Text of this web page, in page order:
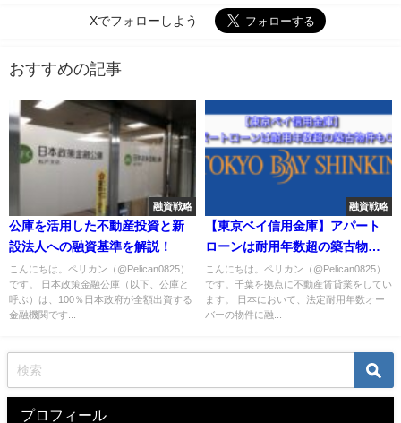
Xでフォローしよう
おすすめの記事
融資戦略
公庫を活用した不動産投資と新
設法人への融資基準を解説！
こんにちは。ペリカン（@Pelican0825）
です。 日本政策金融公庫（以下、公庫と
呼ぶ）は、100％日本政府が全額出資する
金融機関です...
融資戦略
【東京ベイ信用金庫】アパート
ローンは耐用年数超の築古物件
もOK！
こんにちは。ペリカン（@Pelican0825）
です。千葉を拠点に不動産賃貸業をしてい
ます。 日本において、法定耐用年数オー
バーの物件に融...
プロフィール